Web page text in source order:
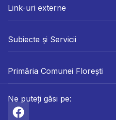
Link-uri externe
Subiecte și Servicii
Primăria Comunei Florești
Ne puteți găsi pe: